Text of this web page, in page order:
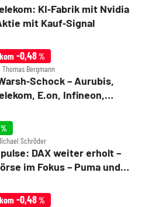
KI‑Fabrik mit Nvidia
mit Kauf‑Signal
-0,48%
Bergmann
– Aurubis,
E.on, Infineon,
%
Schröder
DAX weiter erholt –
im Fokus – Puma und
-0,48%